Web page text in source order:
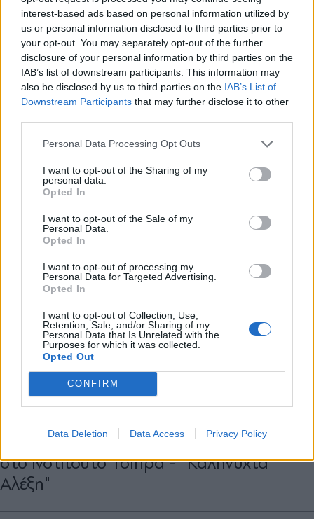
interest-based ads based on personal information utilized by
us or personal information disclosed to third parties prior to
your opt-out. You may separately opt-out of the further
disclosure of your personal information by third parties on the
IAB’s list of downstream participants. This information may
also be disclosed by us to third parties on the IAB’s List of
Downstream Participants that may further disclose it to other
Personal Data Processing Opt Outs
I want to opt-out of the Sharing of my
personal data.
Opted In
I want to opt-out of the Sale of my
Personal Data.
Opted In
I want to opt-out of processing my
Personal Data for Targeted Advertising.
Opted In
I want to opt-out of Collection, Use,
Retention, Sale, and/or Sharing of my
Personal Data that Is Unrelated with the
Purposes for which it was collected.
Opted Out
CONFIRM
Data Deletion Data Access Privacy Policy
ΠΑΡΑΠΟΛΙΤΙΚΑ 29.11.2025 11:31
ΕΛΕΝΗ ΚΑΛΟΓΕΡΟΠΟΥΛΟΥ
Η Αχτσιόγλου κλείνει το μάτι στον Τσίπρα
για το νέο κόμμα - Το παρασκήνιο πριν
ΠΑΡΑΠΟΛΙΤΙΚΑ
18.06.2024 08:16
PARAPOLITIKA NEWSROOM
παρουσία στελεχών της Νέας Αριστεράς
στο ινστιτούτο Τσίπρα - "Καληνύχτα
Αλέξη"
Εγγραφή στο newsletter
Αποδέχομαι τους
και την πολιτική απορρήτου
X